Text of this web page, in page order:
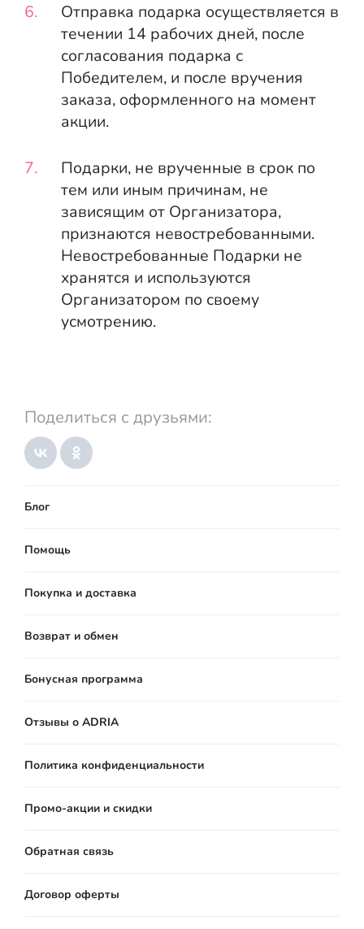
Отправка подарка осуществляется в
течении 14 рабочих дней, после
согласования подарка с
Победителем, и после вручения
заказа, оформленного на момент
акции.
Подарки, не врученные в срок по
тем или иным причинам, не
зависящим от Организатора,
признаются невостребованными.
Невостребованные Подарки не
хранятся и используются
Организатором по своему
усмотрению.
Поделиться с друзьями:
Блог
Помощь
Покупка и доставка
Возврат и обмен
Бонусная программа
Отзывы о ADRIA
Политика конфиденциальности
Промо-акции и скидки
Обратная связь
Договор оферты